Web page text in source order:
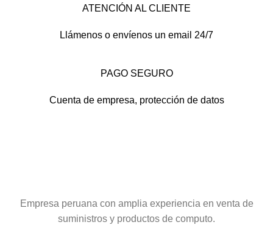
ATENCIÓN AL CLIENTE
Llámenos o envíenos un email 24/7
PAGO SEGURO
Cuenta de empresa, protección de datos
Empresa peruana con amplia experiencia en venta de
suministros y productos de computo.